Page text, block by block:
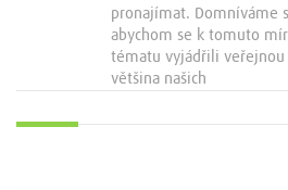
pronajímat. Domníváme
abychom se k tomuto
tématu vyjádřili veřejnou
většina našich